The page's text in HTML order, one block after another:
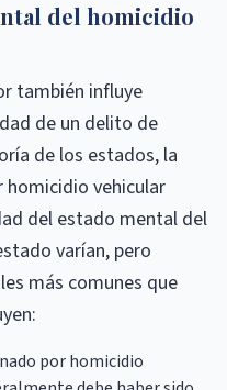
del homicidio
también influye
de un delito de
de los estados, la
homicidio vehicular
del estado mental del
varían, pero
más comunes que
por homicidio